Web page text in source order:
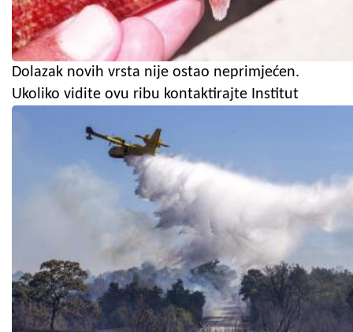
Dolazak novih vrsta nije ostao neprimjećen.
Ukoliko vidite ovu ribu kontaktirajte Institut